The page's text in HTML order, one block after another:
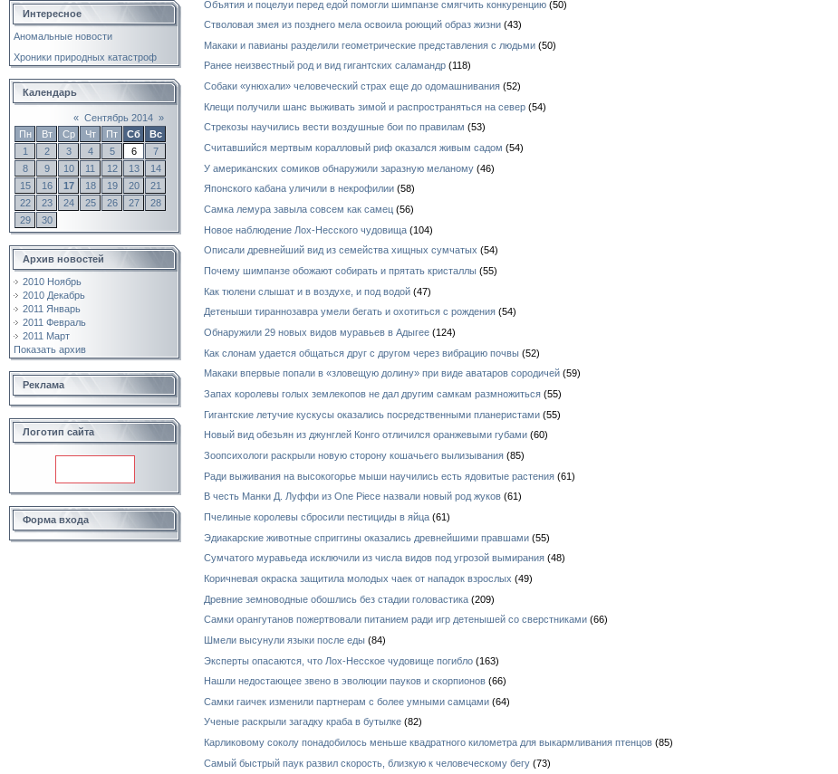
Интересное
Аномальные новости
Хроники природных катастроф
Календарь
« Сентябрь 2014 »
Пн
Вт Ср Чт Пт Сб
Вс
1
2 3 4 5 6
7
8
9 10 11 12 13
14
15
16 17 18 19 20
21
22
23 24 25 26 27
28
29
30
Архив новостей
2010 Ноябрь
2010 Декабрь
2011 Январь
2011 Февраль
2011 Март
Показать архив
Реклама
Логотип сайта
Форма входа
Объятия и поцелуи перед едой помогли шимпанзе смягчить конкуренцию (50)
Стволовая змея из позднего мела освоила роющий образ жизни (43)
Макаки и павианы разделили геометрические представления с людьми (50)
Ранее неизвестный род и вид гигантских саламандр (118)
Собаки «унюхали» человеческий страх еще до одомашнивания (52)
Клещи получили шанс выживать зимой и распространяться на север (54)
Стрекозы научились вести воздушные бои по правилам (53)
Считавшийся мертвым коралловый риф оказался живым садом (54)
У американских сомиков обнаружили заразную меланому (46)
Японского кабана уличили в некрофилии (58)
Самка лемура завыла совсем как самец (56)
Новое наблюдение Лох-Несского чудовища (104)
Описали древнейший вид из семейства хищных сумчатых (54)
Почему шимпанзе обожают собирать и прятать кристаллы (55)
Как тюлени слышат и в воздухе, и под водой (47)
Детеныши тираннозавра умели бегать и охотиться с рождения (54)
Обнаружили 29 новых видов муравьев в Адыгее (124)
Как слонам удается общаться друг с другом через вибрацию почвы (52)
Макаки впервые попали в «зловещую долину» при виде аватаров сородичей (59)
Запах королевы голых землекопов не дал другим самкам размножиться (55)
Гигантские летучие кускусы оказались посредственными планеристами (55)
Новый вид обезьян из джунглей Конго отличился оранжевыми губами (60)
Зоопсихологи раскрыли новую сторону кошачьего вылизывания (85)
Ради выживания на высокогорье мыши научились есть ядовитые растения (61)
В честь Манки Д. Луффи из One Piece назвали новый род жуков (61)
Пчелиные королевы сбросили пестициды в яйца (61)
Эдиакарские животные сприггины оказались древнейшими правшами (55)
Сумчатого муравьеда исключили из числа видов под угрозой вымирания (48)
Коричневая окраска защитила молодых чаек от нападок взрослых (49)
Древние земноводные обошлись без стадии головастика (209)
Самки орангутанов пожертвовали питанием ради игр детенышей со сверстниками (66)
Шмели высунули языки после еды (84)
Эксперты опасаются, что Лох-Несское чудовище погибло (163)
Нашли недостающее звено в эволюции пауков и скорпионов (66)
Самки гаичек изменили партнерам с более умными самцами (64)
Ученые раскрыли загадку краба в бутылке (82)
Карликовому соколу понадобилось меньше квадратного километра для выкармливания птенцов (85)
Самый быстрый паук развил скорость, близкую к человеческому бегу (73)